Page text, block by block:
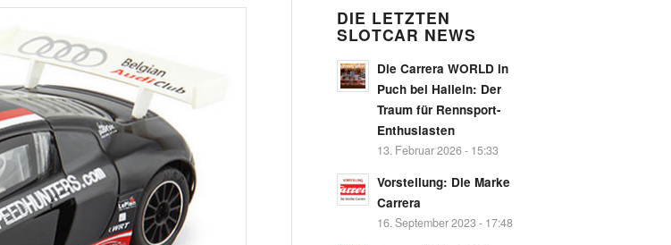
DIE LETZTEN
SLOTCAR NEWS
Die Carrera WORLD in
Puch bei Hallein: Der
Traum für Rennsport-
Enthusiasten
13. Februar 2026 - 15:33
Vorstellung: Die Marke
Carrera
16. September 2023 - 17:48